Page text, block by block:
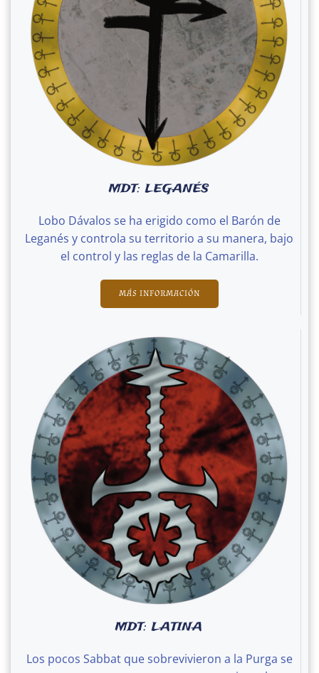
MDT: LEGANÉS
Lobo Dávalos se ha erigido como el Barón de
Leganés y controla su territorio a su manera, bajo
el control y las reglas de la Camarilla.
MÁS INFORMACIÓN
MDT: LATINA
Los pocos Sabbat que sobrevivieron a la Purga se